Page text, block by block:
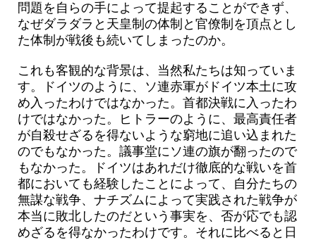
問題を自らの手によって提起することができず、
なぜダラダラと天皇制の体制と官僚制を頂点とし
た体制が戦後も続いてしまったのか。
これも客観的な背景は、当然私たちは知っていま
す。ドイツのように、ソ連赤軍がドイツ本土に攻
め入ったわけではなかった。首都決戦に入ったわ
けではなかった。ヒトラーのように、最高責任者
が自殺せざるを得ないような窮地に追い込まれた
のでもなかった。議事堂にソ連の旗が翻ったので
もなかった。ドイツはあれだけ徹底的な戦いを首
都においても経験したことによって、自分たちの
無謀な戦争、ナチズムによって実践された戦争が
本当に敗北したのだという事実を、否が応でも認
めざるを得なかったわけです。それに比べると日